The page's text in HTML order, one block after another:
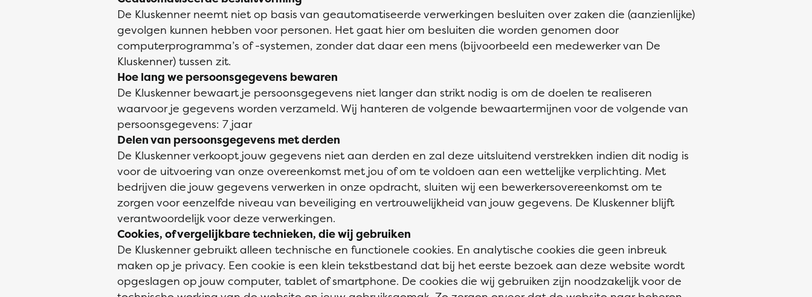
De Kluskenner neemt niet op basis van geautomatiseerde verwerkingen besluiten over zaken die (aanzienlijke)
gevolgen kunnen hebben voor personen. Het gaat hier om besluiten die worden genomen door
computerprogramma’s of -systemen, zonder dat daar een mens (bijvoorbeeld een medewerker van De
Kluskenner) tussen zit.
Hoe lang we persoonsgegevens bewaren
De Kluskenner bewaart je persoonsgegevens niet langer dan strikt nodig is om de doelen te realiseren
waarvoor je gegevens worden verzameld. Wij hanteren de volgende bewaartermijnen voor de volgende van
persoonsgegevens: 7 jaar
Delen van persoonsgegevens met derden
De Kluskenner verkoopt jouw gegevens niet aan derden en zal deze uitsluitend verstrekken indien dit nodig is
voor de uitvoering van onze overeenkomst met jou of om te voldoen aan een wettelijke verplichting. Met
bedrijven die jouw gegevens verwerken in onze opdracht, sluiten wij een bewerkersovereenkomst om te
zorgen voor eenzelfde niveau van beveiliging en vertrouwelijkheid van jouw gegevens. De Kluskenner blijft
verantwoordelijk voor deze verwerkingen.
Cookies, of vergelijkbare technieken, die wij gebruiken
De Kluskenner gebruikt alleen technische en functionele cookies. En analytische cookies die geen inbreuk
maken op je privacy. Een cookie is een klein tekstbestand dat bij het eerste bezoek aan deze website wordt
opgeslagen op jouw computer, tablet of smartphone. De cookies die wij gebruiken zijn noodzakelijk voor de